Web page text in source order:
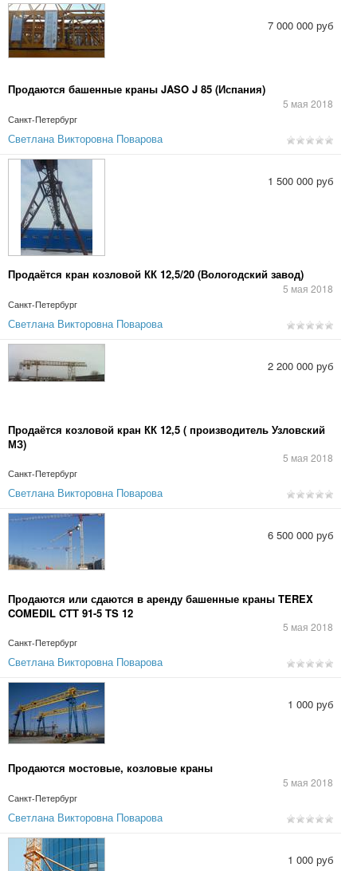
Продаются башенные краны JASO J 85 (Испания)
5 мая 2018
Санкт-Петербург
7 000 000 руб
Светлана Викторовна Поварова
Продаётся кран козловой КК 12,5/20 (Вологодский завод)
5 мая 2018
Санкт-Петербург
1 500 000 руб
Светлана Викторовна Поварова
Продаётся козловой кран КК 12,5 ( производитель Узловский
МЗ)
5 мая 2018
Санкт-Петербург
2 200 000 руб
Светлана Викторовна Поварова
Продаются или сдаются в аренду башенные краны TEREX
COMEDIL CTT 91-5 TS 12
5 мая 2018
Санкт-Петербург
6 500 000 руб
Светлана Викторовна Поварова
Продаются мостовые, козловые краны
5 мая 2018
Санкт-Петербург
1 000 руб
Светлана Викторовна Поварова
1 000 руб